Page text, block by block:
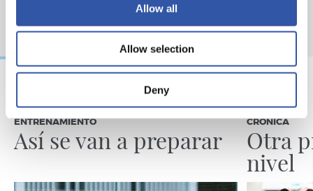
Allow all
Allow selection
Deny
09/08/2026
ENTRENAMIENTO
Así se van a preparar
CRÓNICA
Otra
nivel